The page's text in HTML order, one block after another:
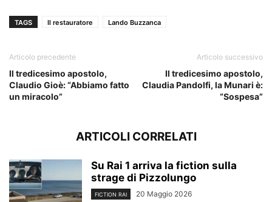
TAGS Il restauratore Lando Buzzanca
Articolo precedente
Il tredicesimo apostolo,
Claudio Gioè: “Abbiamo fatto
un miracolo”
Articolo successivo
Il tredicesimo apostolo,
Claudia Pandolfi, la Munari è:
“Sospesa”
ARTICOLI CORRELATI
Su Rai 1 arriva la fiction sulla
strage di Pizzolungo
FICTION RAI 20 Maggio 2026